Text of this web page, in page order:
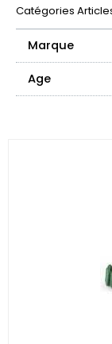
Catégories
Marque
Age